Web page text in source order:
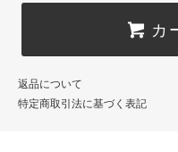
カ
返品について
特定商取引法に基づく表記